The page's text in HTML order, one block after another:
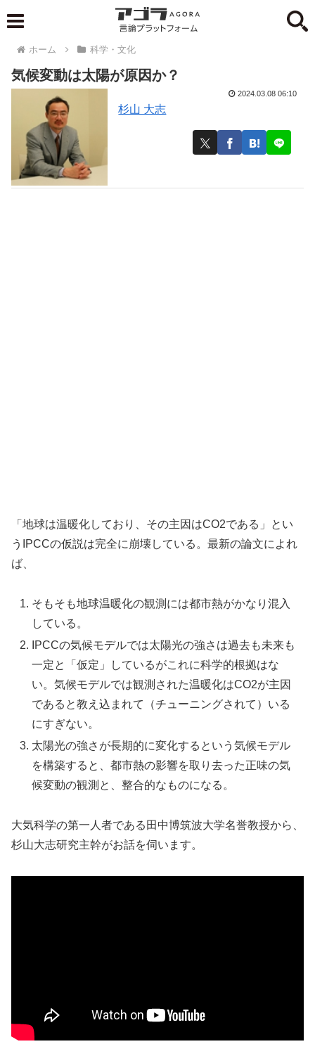
ホーム 科学・文化
気候変動は太陽が原因か？
杉山 大志
2024.03.08 06:10
「地球は温暖化しており、その主因はCO2である」とい
うIPCCの仮説は完全に崩壊している。最新の論文によれ
ば、
そもそも地球温暖化の観測には都市熱がかなり混入
している。
IPCCの気候モデルでは太陽光の強さは過去も未来も
一定と「仮定」しているがこれに科学的根拠はな
い。気候モデルでは観測された温暖化はCO2が主因
であると教え込まれて（チューニングされて）いる
にすぎない。
太陽光の強さが長期的に変化するという気候モデル
を構築すると、都市熱の影響を取り去った正味の気
候変動の観測と、整合的なものになる。
大気科学の第一人者である田中博筑波大学名誉教授から、
杉山大志研究主幹がお話を伺います。